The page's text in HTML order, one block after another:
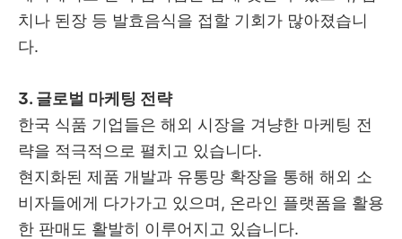
치나 된장 등 발효음식을 접할 기회가 많아졌습니
다.
3. 글로벌 마케팅 전략
한국 식품 기업들은 해외 시장을 겨냥한 마케팅 전
략을 적극적으로 펼치고 있습니다.
현지화된 제품 개발과 유통망 확장을 통해 해외 소
비자들에게 다가가고 있으며, 온라인 플랫폼을 활용
한 판매도 활발히 이루어지고 있습니다.